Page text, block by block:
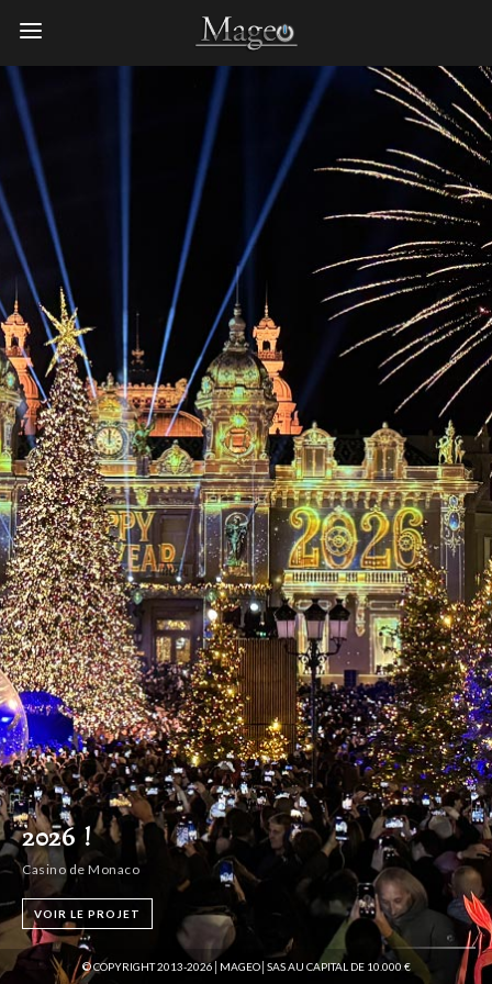
© COPYRIGHT 2013-2026│MAGEO│SAS AU CAPITAL DE 10.000 €